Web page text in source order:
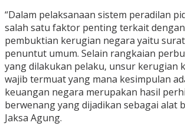
“Dalam pelaksanaan sistem peradilan
salah satu faktor penting terkait
pembuktian kerugian negara yaitu
penuntut umum. Selain rangkaian
yang dilakukan pelaku, unsur kerugian
wajib termuat yang mana kesimpulan
keuangan negara merupakan hasil
berwenang yang dijadikan sebagai alat
Jaksa Agung.